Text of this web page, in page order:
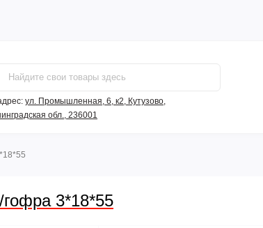
ул. Промышленная, 6, к2, Кутузово,
обл., 236001
3*18*55